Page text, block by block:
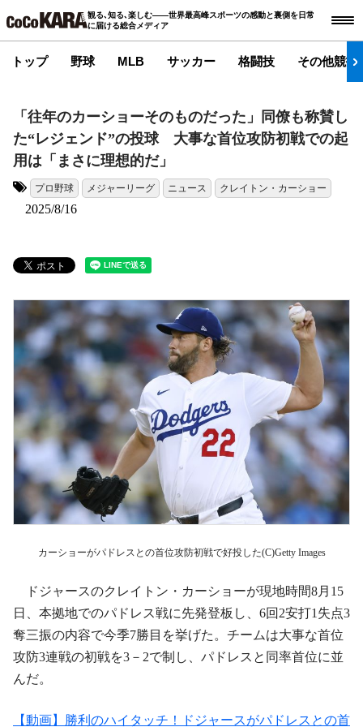
観る､知る､楽しむ――世界最高峰スポーツの感動と裏側を日常
に届ける総合メディア
トップ 野球 MLB サッカー 格闘技 その他競技
「往年のカーショーそのものだった」同僚も称賛し
た“レジェンド”の投球 大事な首位攻防初戦での起
用は「まさに理想的だ」
プロ野球 メジャーリーグ ニュース クレイトン・カーショー
2025/8/16
カーショーがパドレスとの首位攻防初戦で好投した(C)Getty Images
ドジャースのクレイトン・カーショーが現地時間8月15
日、本拠地でのパドレス戦に先発登板し、6回2安打1失点3
奪三振の内容で今季7勝目を挙げた。チームは大事な首位
攻防3連戦の初戦を3－2で制し、パドレスと同率首位に並
んだ。
【動画】勝利のハイタッチ！ドジャースがパドレスとの首